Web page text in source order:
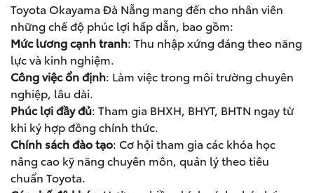
Toyota Okayama Đà Nẵng mang đến cho nhân viên
những chế độ phúc lợi hấp dẫn, bao gồm:
Mức lương cạnh tranh: Thu nhập xứng đáng theo năng
lực và kinh nghiệm.
Công việc ổn định: Làm việc trong môi trường chuyên
nghiệp, lâu dài.
Phúc lợi đầy đủ: Tham gia BHXH, BHYT, BHTN ngay từ
khi ký hợp đồng chính thức.
Chính sách đào tạo: Cơ hội tham gia các khóa học
nâng cao kỹ năng chuyên môn, quản lý theo tiêu
chuẩn Toyota.